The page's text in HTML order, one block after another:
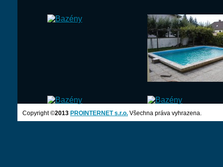
Copyright ©2013 PROINTERNET s.r.o. Všechna práva vyhrazena.